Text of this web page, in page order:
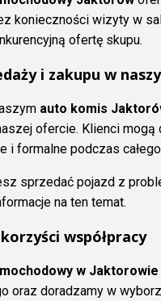
konieczności wizyty w
ofertę skupu.
i zakupu w
auto komis
ofercie. Klienci
i formalne podczas
sprzedać pojazd z
na ten temat.
współpracy
w Jaktorowie
oraz doradzamy w